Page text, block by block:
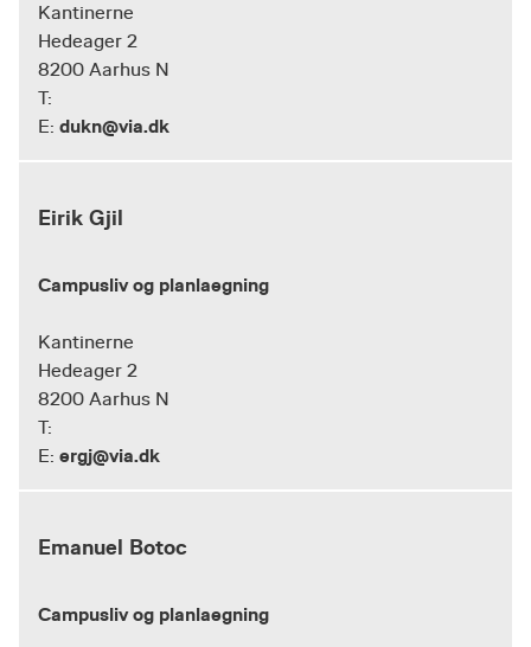
Kantinerne
Hedeager 2
8200 Aarhus N
T:
E: dukn@via.dk
Eirik Gjil
Campusliv og planlaegning
Kantinerne
Hedeager 2
8200 Aarhus N
T:
E: ergj@via.dk
Emanuel Botoc
Campusliv og planlaegning